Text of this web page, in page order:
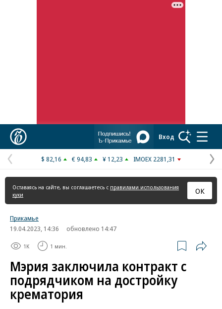
Вход
Предыдущая
страница
$ 82,16 € 94,83 ¥ 12,23 IMOEX 2281,31
Оставаясь на сайте, вы соглашаетесь с правилами использования
куки
ОК
Прикамье
19.04.2023, 14:36
обновлено 14:47
1K 1 мин.
Мэрия заключила контракт с
подрядчиком на достройку
крематория